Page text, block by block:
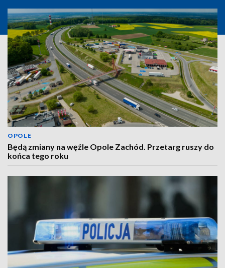
OPOLE
Będą zmiany na węźle Opole Zachód. Przetarg ruszy do
końca tego roku